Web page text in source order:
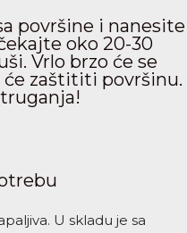
površine i nanesite
oko 20-30
Vrlo brzo će se
zaštititi površinu.
U skladu je sa